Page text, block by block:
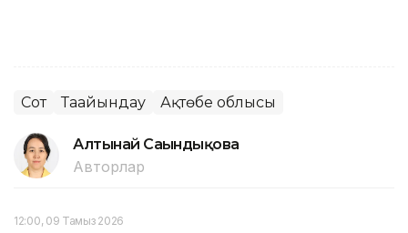
Сот Тағайындау Ақтөбе облысы
Алтынай Сағындықова
Авторлар
12:00, 09 Тамыз 2026